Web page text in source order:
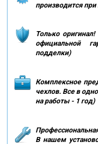
производится
Только
официальной
подделки)
Комплексное
чехлов. Все в
на работы - 1 год)
В нашем